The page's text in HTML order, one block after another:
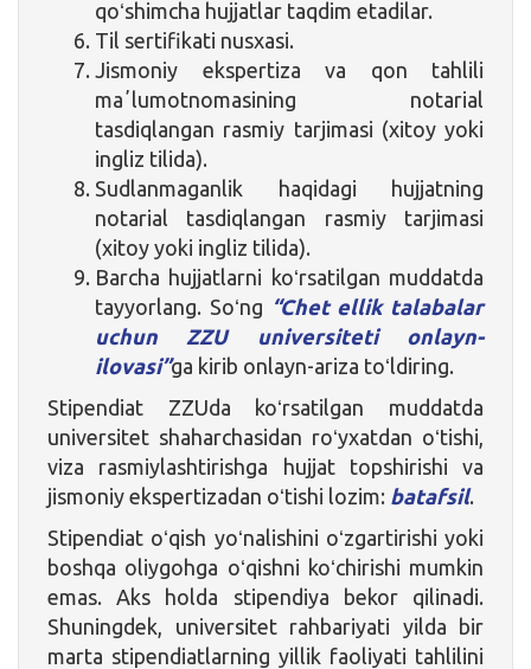
qoʻshimcha hujjatlar taqdim etadilar.
Til sertifikati nusxasi.
Jismoniy ekspertiza va qon tahlili
maʼlumotnomasining notarial
tasdiqlangan rasmiy tarjimasi (xitoy yoki
ingliz tilida).
Sudlanmaganlik haqidagi hujjatning
notarial tasdiqlangan rasmiy tarjimasi
(xitoy yoki ingliz tilida).
Barcha hujjatlarni koʻrsatilgan muddatda
tayyorlang. Soʻng “Chet ellik talabalar
uchun ZZU universiteti onlayn-
ilovasi”ga kirib onlayn-ariza toʻldiring.
Stipendiat ZZUda koʻrsatilgan muddatda
universitet shaharchasidan roʻyxatdan oʻtishi,
viza rasmiylashtirishga hujjat topshirishi va
jismoniy ekspertizadan oʻtishi lozim: batafsil.
Stipendiat oʻqish yoʻnalishini oʻzgartirishi yoki
boshqa oliygohga oʻqishni koʻchirishi mumkin
emas. Aks holda stipendiya bekor qilinadi.
Shuningdek, universitet rahbariyati yilda bir
marta stipendiatlarning yillik faoliyati tahlilini